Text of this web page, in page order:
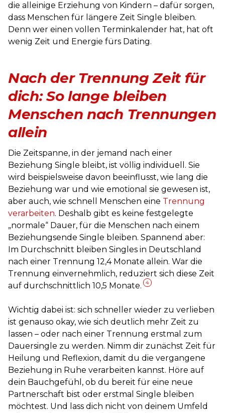
die alleinige Erziehung von Kindern – dafür sorgen,
dass Menschen für längere Zeit Single bleiben.
Denn wer einen vollen Terminkalender hat, hat oft
wenig Zeit und Energie fürs Dating.
Nach der Trennung Zeit für
dich: So lange bleiben
Menschen nach Trennungen
allein
Die Zeitspanne, in der jemand nach einer
Beziehung Single bleibt, ist völlig individuell. Sie
wird beispielsweise davon beeinflusst, wie lang die
Beziehung war und wie emotional sie gewesen ist,
aber auch, wie schnell Menschen eine Trennung
verarbeiten. Deshalb gibt es keine festgelegte
„normale“ Dauer, für die Menschen nach einem
Beziehungsende Single bleiben. Spannend aber:
Im Durchschnitt bleiben Singles in Deutschland
nach einer Trennung 12,4 Monate allein. War die
Trennung einvernehmlich, reduziert sich diese Zeit
auf durchschnittlich 10,5 Monate.
4
Wichtig dabei ist: sich schneller wieder zu verlieben
ist genauso okay, wie sich deutlich mehr Zeit zu
lassen – oder nach einer Trennung erstmal zum
Dauersingle zu werden. Nimm dir zunächst Zeit für
Heilung und Reflexion, damit du die vergangene
Beziehung in Ruhe verarbeiten kannst. Höre auf
dein Bauchgefühl, ob du bereit für eine neue
Partnerschaft bist oder erstmal Single bleiben
möchtest. Und lass dich nicht von deinem Umfeld